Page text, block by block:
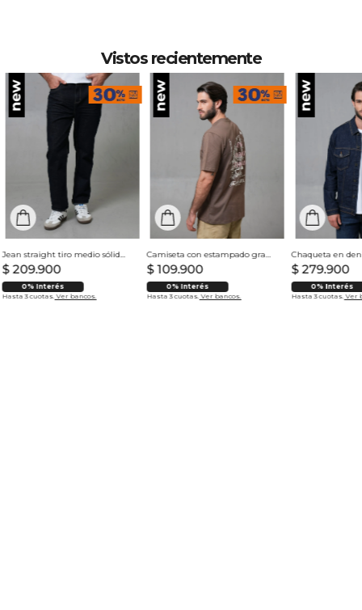
Vistos recientemente
Jean straight tiro medio sólido para hombre
$ 209.900
0% Interés
Hasta 3 cuotas. Ver bancos.
Camiseta con estampado grande en espalda para hombre
$ 109.900
0% Interés
Hasta 3 cuotas. Ver bancos.
$ 279.900
0% Interés
Hasta 3 cuotas. Ver